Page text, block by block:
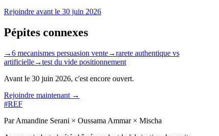
Rejoindre avant le 30 juin 2026
Pépites connexes
→6 mecanismes persuasion vente→rarete authentique vs
artificielle→test du vide positionnement
Avant le 30 juin 2026, c'est encore ouvert.
Rejoindre maintenant →
#REF
Par Amandine Serani × Oussama Ammar × Mischa